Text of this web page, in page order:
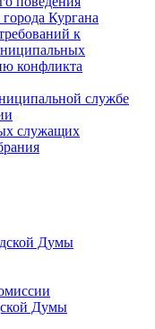
Кургана
к
конфликта
службе
служащих
Думы
Думы